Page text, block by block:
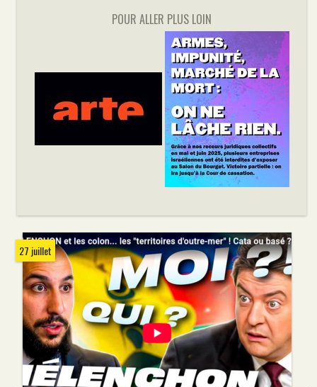
POUR ALLER PLUS LOIN
27 juillet